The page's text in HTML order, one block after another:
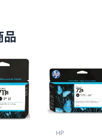
品
HP